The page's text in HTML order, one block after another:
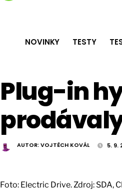
NOVINKY TESTY
Plug-in
AUTOR:VOJTĚCH KOVÁL 5. 9.
Foto: Electric Drive. Zdroj: SDA,